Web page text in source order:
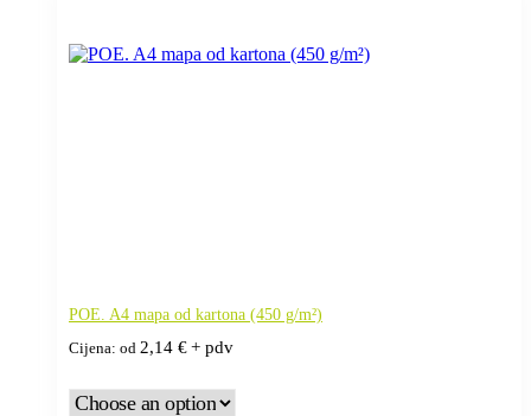
POE. A4 mapa od kartona (450 g/m²)
Cijena: od 2,14 €+ pdv